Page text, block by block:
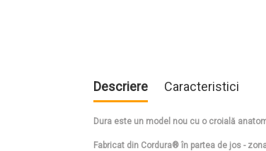
Descriere Caracteristici
Dura este un model nou cu o croială
Fabricat din Cordura® în partea de jos -